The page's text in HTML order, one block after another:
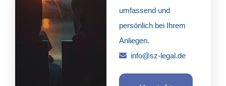
umfassend und
persönlich bei Ihrem
Anliegen.
info@sz-legal.de